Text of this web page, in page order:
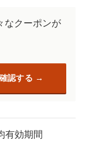
なクーポンが
認する
有効期間